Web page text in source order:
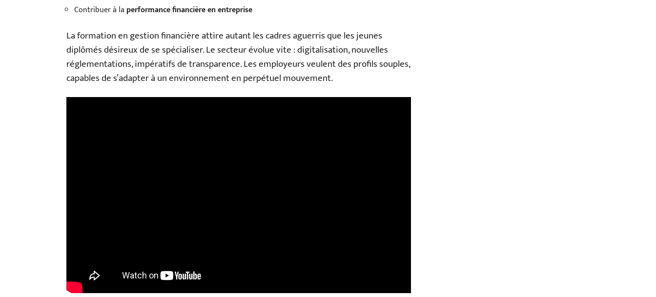
Contribuer à la performance financière en entreprise
La formation en gestion financière attire autant les cadres aguerris que les jeunes
diplômés désireux de se spécialiser. Le secteur évolue vite : digitalisation, nouvelles
réglementations, impératifs de transparence. Les employeurs veulent des profils souples,
capables de s’adapter à un environnement en perpétuel mouvement.